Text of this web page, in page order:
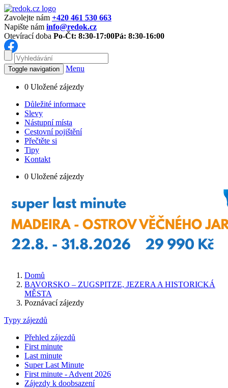
Zavolejte nám +420 461 530 663
Napište nám info@redok.cz
Otevírací doba Po-Čt: 8:30-17:00Pá: 8:30-16:00
Toggle navigation Menu
0 Uložené zájezdy
Důležité informace
Slevy
Nástupní místa
Cestovní pojištění
Přečtěte si
Tipy
Kontakt
0 Uložené zájezdy
Domů
BAVORSKO – ZUGSPITZE, JEZERA A HISTORICKÁ
MĚSTA
Poznávací zájezdy
Typy zájezdů
Přehled zájezdů
First minute
Last minute
Super Last Minute
First minute - Advent 2026
Zájezdy k doobsazení